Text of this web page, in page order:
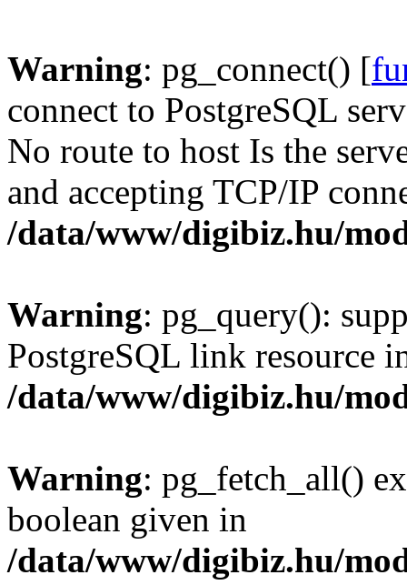
Warning: pg_connect() [
connect to PostgreSQL
No route to host Is the
and accepting TCP/IP
/data/www/digibiz.hu/
Warning: pg_query():
PostgreSQL link resource
/data/www/digibiz.hu/
Warning: pg_fetch_all()
boolean given in
/data/www/digibiz.hu/